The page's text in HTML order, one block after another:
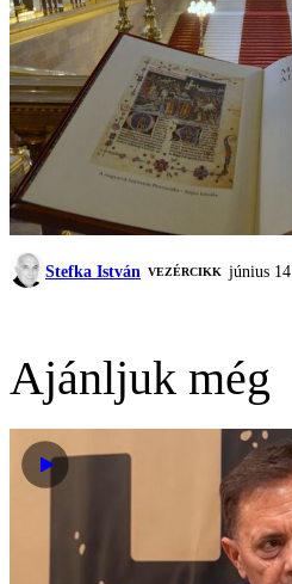
Stefka István VEZÉRCIKK június 14.
Ajánljuk még